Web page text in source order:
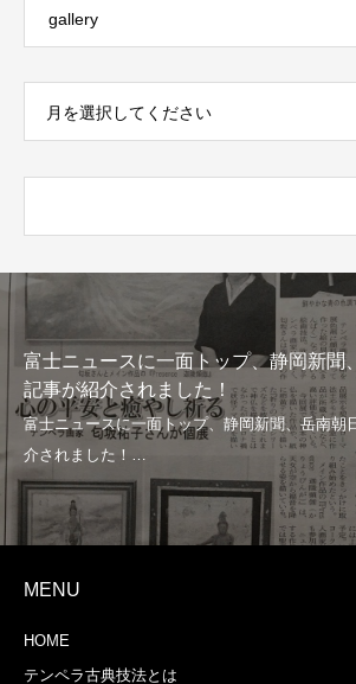
gallery
月を選択してください
富士ニュースに一面トップ、静岡新聞
記事が紹介されました！
MENU
HOME
テンペラ古典技法とは